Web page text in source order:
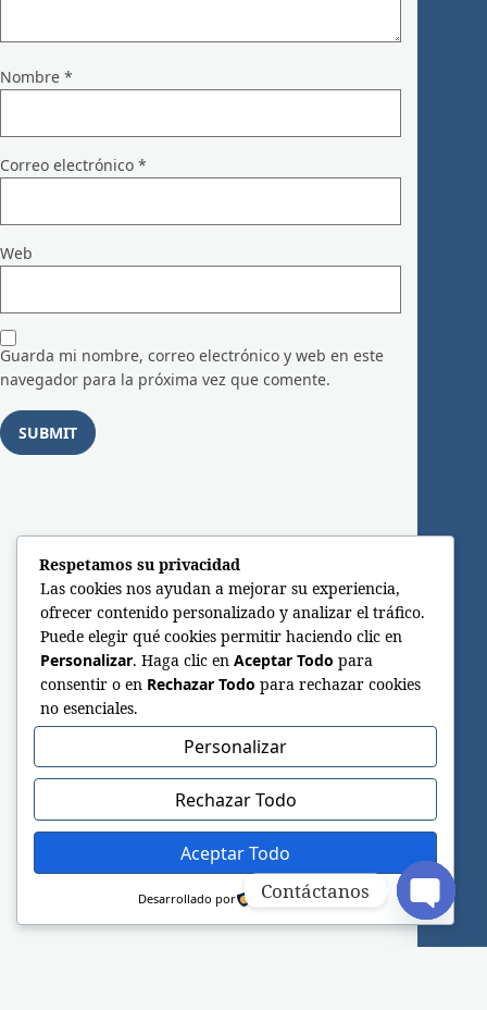
Nombre *
Correo electrónico *
Web
Guarda mi nombre, correo electrónico y web en este
navegador para la próxima vez que comente.
Respetamos su privacidad
Las cookies nos ayudan a mejorar su experiencia,
ofrecer contenido personalizado y analizar el tráfico.
Puede elegir qué cookies permitir haciendo clic en
Personalizar. Haga clic en Aceptar Todo para
consentir o en Rechazar Todo para rechazar cookies
no esenciales.
Personalizar
Rechazar Todo
Aceptar Todo
Desarrollado por Contáctanos
Open